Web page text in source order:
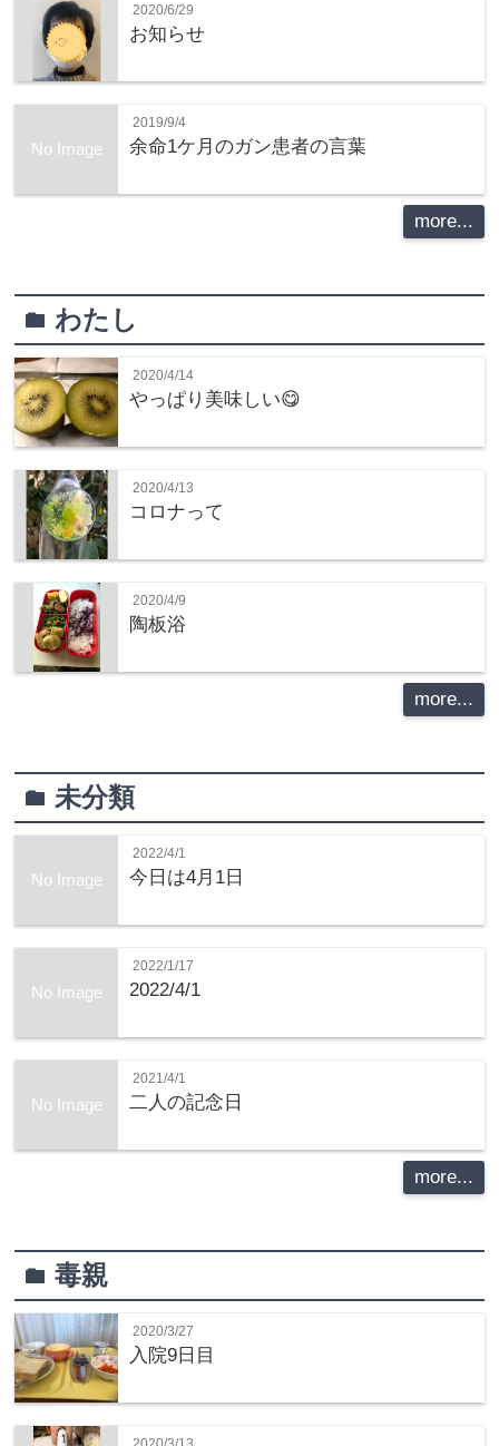
2020/6/29
お知らせ
No Image
2019/9/4
余命1ケ月のガン患者の言葉
more...
folderわたし
2020/4/14
やっぱり美味しい😋
2020/4/13
コロナって
2020/4/9
陶板浴
more...
folder未分類
No Image
2022/4/1
今日は4月1日
No Image
2022/1/17
2022/4/1
No Image
2021/4/1
二人の記念日
more...
folder毒親
2020/3/27
入院9日目